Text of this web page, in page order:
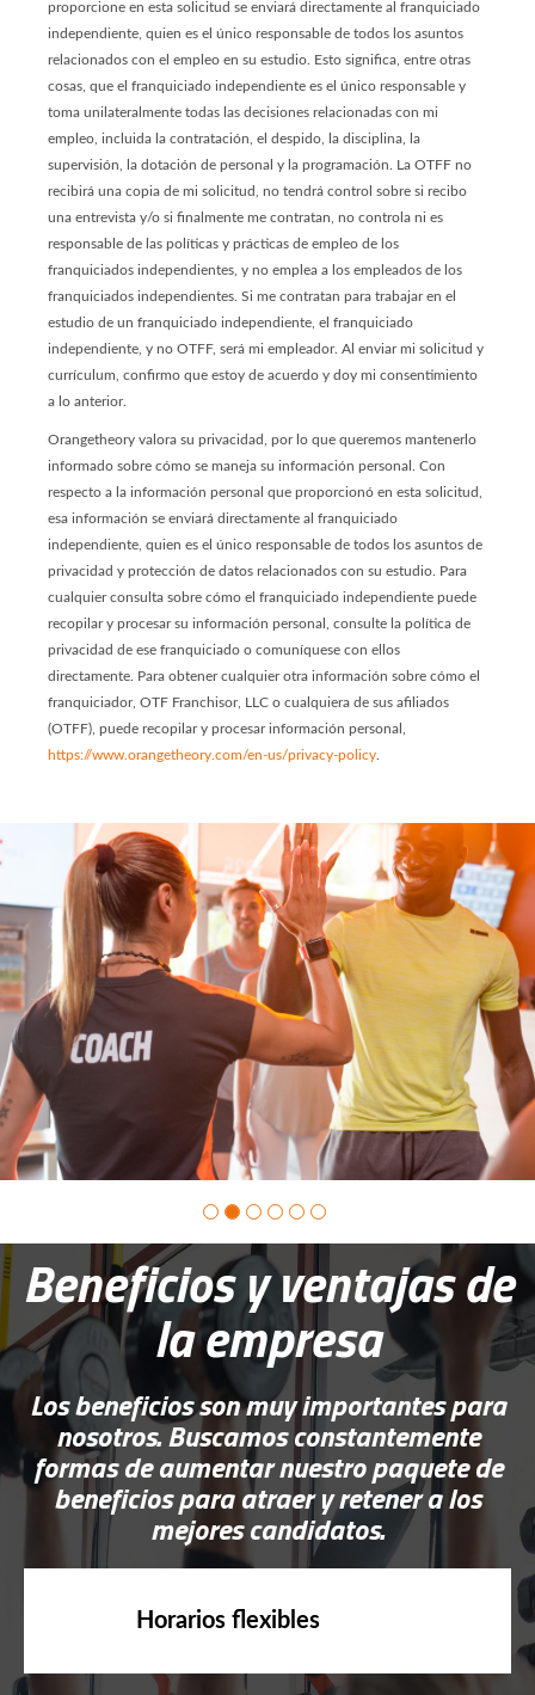
proporcione en esta solicitud se enviará directamente al franquiciado
independiente, quien es el único responsable de todos los asuntos
relacionados con el empleo en su estudio. Esto significa, entre otras
cosas, que el franquiciado independiente es el único responsable y
toma unilateralmente todas las decisiones relacionadas con mi
empleo, incluida la contratación, el despido, la disciplina, la
supervisión, la dotación de personal y la programación. La OTFF no
recibirá una copia de mi solicitud, no tendrá control sobre si recibo
una entrevista y/o si finalmente me contratan, no controla ni es
responsable de las políticas y prácticas de empleo de los
franquiciados independientes, y no emplea a los empleados de los
franquiciados independientes. Si me contratan para trabajar en el
estudio de un franquiciado independiente, el franquiciado
independiente, y no OTFF, será mi empleador. Al enviar mi solicitud y
currículum, confirmo que estoy de acuerdo y doy mi consentimiento
a lo anterior.
Orangetheory valora su privacidad, por lo que queremos mantenerlo
informado sobre cómo se maneja su información personal. Con
respecto a la información personal que proporcionó en esta solicitud,
esa información se enviará directamente al franquiciado
independiente, quien es el único responsable de todos los asuntos de
privacidad y protección de datos relacionados con su estudio. Para
cualquier consulta sobre cómo el franquiciado independiente puede
recopilar y procesar su información personal, consulte la política de
privacidad de ese franquiciado o comuníquese con ellos
directamente. Para obtener cualquier otra información sobre cómo el
franquiciador, OTF Franchisor, LLC o cualquiera de sus afiliados
(OTFF), puede recopilar y procesar información personal,
https://www.orangetheory.com/en-us/privacy-policy
Slide
1
6:
Company
photo
1
Beneficios y ventajas de
la empresa
Los beneficios son muy importantes para
nosotros. Buscamos constantemente
formas de aumentar nuestro paquete de
beneficios para atraer y retener a los
mejores candidatos.
Horarios flexibles